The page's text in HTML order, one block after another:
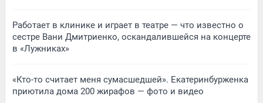
Работает в клинике и играет в театре — что известно о
сестре Вани Дмитриенко, оскандалившейся на концерте
в «Лужниках»
«Кто-то считает меня сумасшедшей». Екатеринбурженка
приютила дома 200 жирафов — фото и видео